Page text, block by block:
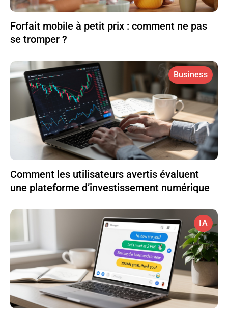
Forfait mobile à petit prix : comment ne pas
se tromper ?
Business
Comment les utilisateurs avertis évaluent
une plateforme d’investissement numérique
IA